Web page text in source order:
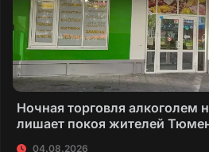
Ночная торговля алкоголем
лишает покоя жителей
04.08.2026